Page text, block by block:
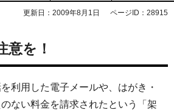
更新日：2009年8月1日 ページID：28915
意を！
利用した電子メールや、はがき・
ない料金を請求されたという「架